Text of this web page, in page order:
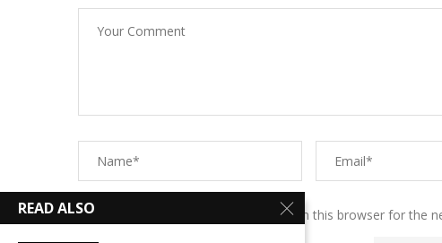
Save my name, email, and website in this browser for the
READ ALSO